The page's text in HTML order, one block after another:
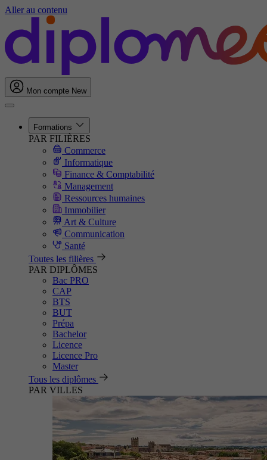
Aller au contenu
Mon compte New
Formations
PAR FILIÈRES
Commerce
Informatique
Finance & Comptabilité
Management
Ressources humaines
Immobilier
Art & Culture
Communication
Santé
Toutes les filières
PAR DIPLÔMES
Bac PRO
CAP
BTS
BUT
Prépa
Bachelor
Licence
Licence Pro
Master
Tous les diplômes
PAR VILLES